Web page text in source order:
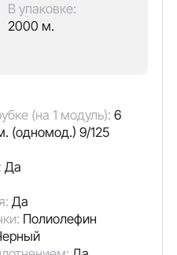
В упаковке:
2000 м.
(на 1 модуль): 6
(одномод.) 9/125
Да
Да
Полиолефин